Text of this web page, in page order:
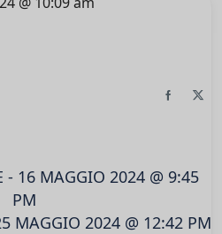
- 16 MAGGIO 2024 @ 9:45
PM
MAGGIO 2024 @ 12:42 PM